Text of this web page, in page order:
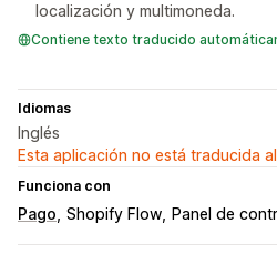
localización y multimoneda.
Contiene texto traducido
Idiomas
Inglés
Esta aplicación no está traducida al
Funciona con
Pago Shopify Flow Panel de